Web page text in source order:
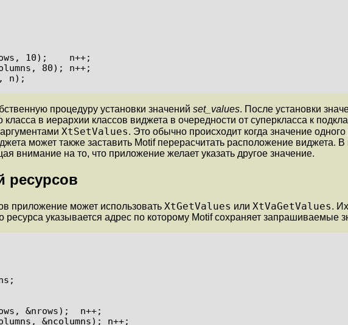
n);
процедуру установки значений set_values. После установки
класса в иерархии классов виджета в очередности от суперкласса к
XtSetValues. Это обычно происходит когда значение
может также заставить Motif перерасчитать расположение виджета.
внимание на то, что приложение желает указать другое значение.
ресурсов
приложение может использовать XtGetValues или XtVaGetValues.
ресурса указывается адрес по которому Motif сохраняет запрашиваемые